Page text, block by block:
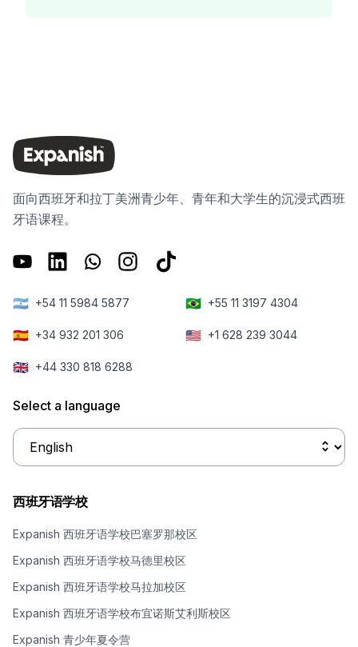
面向西班牙和拉丁美洲青少年、青年和大学生的沉浸式西班
牙语课程。
🇦🇷 +54 11 5984 5877 🇧🇷 +55 11 3197 4304
🇪🇸 +34 932 201 306 🇺🇸 +1 628 239 3044
🇬🇧 +44 330 818 6288
Select a language
西班牙语学校
Expanish 西班牙语学校巴塞罗那校区
Expanish 西班牙语学校马德里校区
Expanish 西班牙语学校马拉加校区
Expanish 西班牙语学校布宜诺斯艾利斯校区
Expanish 青少年夏令营